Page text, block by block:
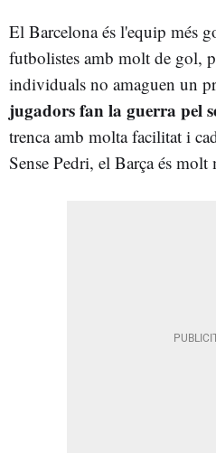
El Barcelona és l'equip més
futbolistes amb molt de gol,
individuals no amaguen un
jugadors fan la guerra pel
trenca amb molta facilitat i
Sense Pedri, el Barça és